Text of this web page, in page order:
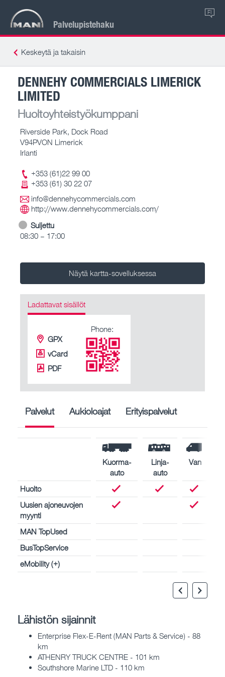
Palvelupistehaku
FI
Keskeytä ja takaisin
DENNEHY COMMERCIALS LIMERICK
LIMITED
Huoltoyhteistyökumppani
Riverside Park, Dock Road
V94PVON Limerick
Irlanti
+353 (61)22 99 00
+353 (61) 30 22 07
info@dennehycommercials.com
http://www.dennehycommercials.com/
Suljettu
08:30 – 17:00
Näytä kartta-sovelluksessa
Ladattavat sisällöt
GPX
vCard
PDF
Phone:
Palvelut Aukioloajat Erityispalvelut
Kuorma-
auto
Linja-
auto
Van
Huolto
Uusien ajoneuvojen
myynti
MAN TopUsed
BusTopService
eMobility (+)
Lähistön sijainnit
Enterprise Flex-E-Rent (MAN Parts & Service) - 88
km
ATHENRY TRUCK CENTRE - 101 km
Southshore Marine LTD - 110 km